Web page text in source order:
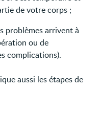
de votre corps ;
problèmes arrivent à
ou de
complications).
aussi les étapes de